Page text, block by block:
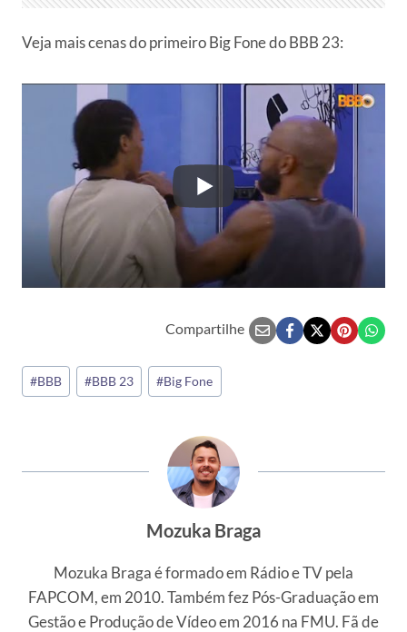
Veja mais cenas do primeiro Big Fone do BBB 23:
Compartilhe
Tags
do
#BBB #BBB 23 #Big Fone
Mozuka Braga
Mozuka Braga é formado em Rádio e TV pela
FAPCOM, em 2010. Também fez Pós-Graduação em
Gestão e Produção de Vídeo em 2016 na FMU. Fã de